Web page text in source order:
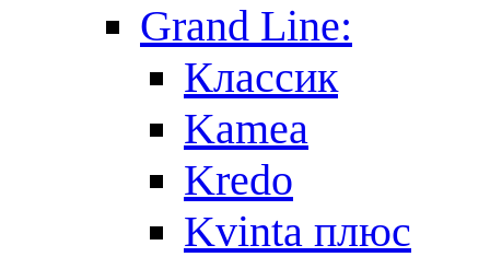
Grand Line:
Классик
Kamea
Kredo
Kvinta плюс